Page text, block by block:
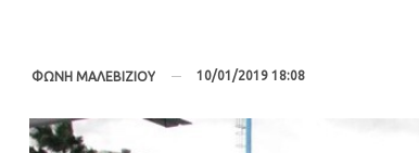
ΦΩΝΗ ΜΑΛΕΒΙΖΙΟΥ 10/01/2019 18:08